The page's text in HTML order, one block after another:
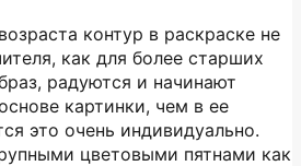
контур в раскраске не
как для более старших
радуются и начинают
картинки, чем в ее
это очень индивидуально.
цветовыми пятнами как